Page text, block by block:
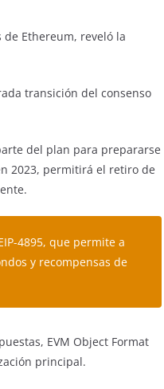
Ethereum, reveló la
transición del consenso
del plan para prepararse
2023, permitirá el retiro de
4895, que permite a
y recompensas de
EVM Object Format
principal.